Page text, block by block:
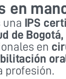
en
una IPS
de Bogotá,
en
profesión.